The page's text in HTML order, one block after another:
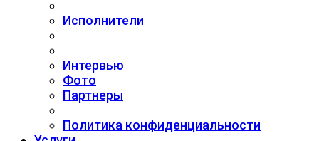
Исполнители
Интервью
Фото
Партнеры
Политика конфиденциальности